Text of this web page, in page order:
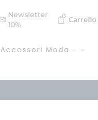
Newsletter
10%
0 Carrello
Accessori Moda